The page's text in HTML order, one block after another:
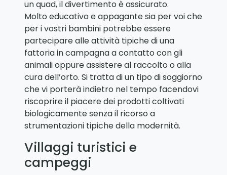
un quad, il divertimento è assicurato.
Molto educativo e appagante sia per voi che
per i vostri bambini potrebbe essere
partecipare alle attività tipiche di una
fattoria in campagna a contatto con gli
animali oppure assistere al raccolto o alla
cura dell’orto. Si tratta di un tipo di soggiorno
che vi porterà indietro nel tempo facendovi
riscoprire il piacere dei prodotti coltivati
biologicamente senza il ricorso a
strumentazioni tipiche della modernità.
Villaggi turistici e
campeggi